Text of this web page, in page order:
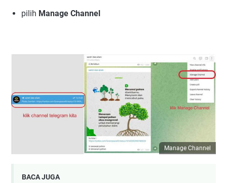
pilih Manage Channel
Manage Channel
BACA JUGA